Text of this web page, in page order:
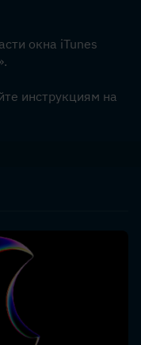
окна iTunes
инструкциям на